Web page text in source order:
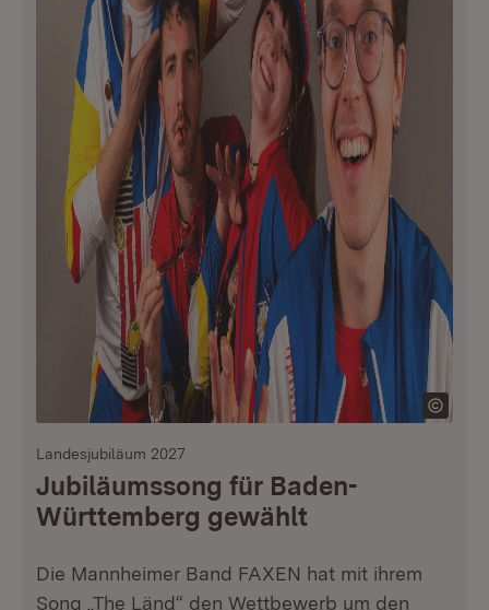
Landesjubiläum 2027
Jubiläumssong für Baden-
Württemberg gewählt
Die Mannheimer Band FAXEN hat mit ihrem
Song „The Länd“ den Wettbewerb um den